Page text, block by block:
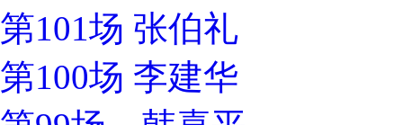
第101场 张伯礼
第100场 李建华